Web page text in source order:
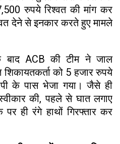
रुपये रिश्वत की मांग कर
देने से इनकार करते हुए मामले
बाद ACB की टीम ने जाल
को 5 हजार रुपये
के पास भेजा गया। जैसे ही
की, पहले से घात लगाए
ही रंगे हाथों गिरफ्तार कर